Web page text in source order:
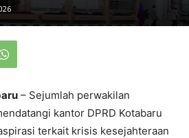
– Sejumlah perwakilan
kantor DPRD Kotabaru
terkait krisis kesejahteraan